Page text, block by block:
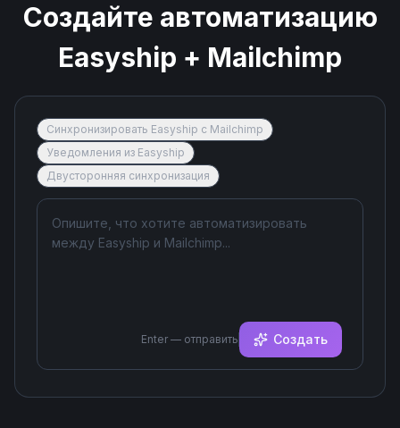
Создайте автоматизацию
Easyship + Mailchimp
Синхронизировать Easyship с Mailchimp
Уведомления из Easyship
Двусторонняя синхронизация
Enter — отправить Создать